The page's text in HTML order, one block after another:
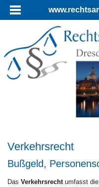
Verkehrsrecht
Bußgeld,
Das Verkehrsrecht umfasst